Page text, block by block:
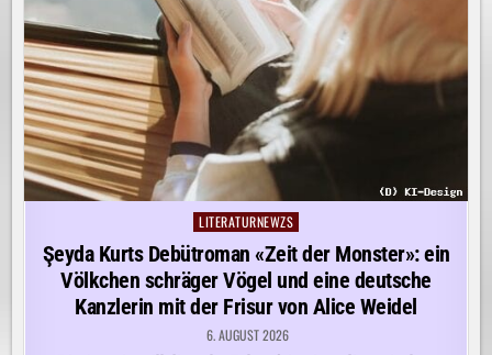
Posted
LITERATURNEWZS
Şeyda Kurts Debütroman «Zeit der Monster»: ein
Völkchen schräger Vögel und eine deutsche
Kanzlerin mit der Frisur von Alice Weidel
6. AUGUST 2026